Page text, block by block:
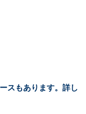
スもあります。詳し